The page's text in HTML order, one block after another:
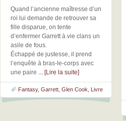
Quand l’ancienne maîtresse d’un
roi lui demande de retrouver sa
fille disparue, on tente
d’enfermer Garrett à vie clans un
asile de fous.
Échappé de justesse, il prend
l’enquête à bras-le-corps avec
une paire ... [Lire la suite]
Fantasy, Garrett Glen Cook Livre